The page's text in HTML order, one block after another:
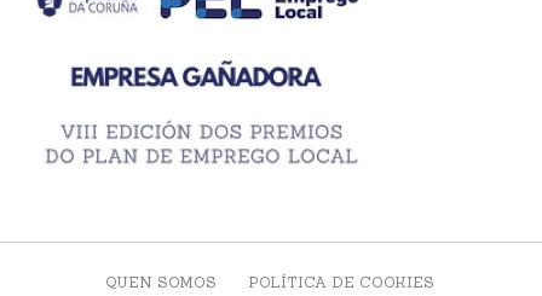
QUEN SOMOS
POLÍTICA DE COOKIES